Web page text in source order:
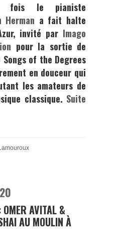
fois le pianiste
Herman a fait halte
invité par Imago
pour la sortie de
Songs of the Degrees
en douceur qui
les amateurs de
classique. Suite
AVITAL &
AU MOULIN À